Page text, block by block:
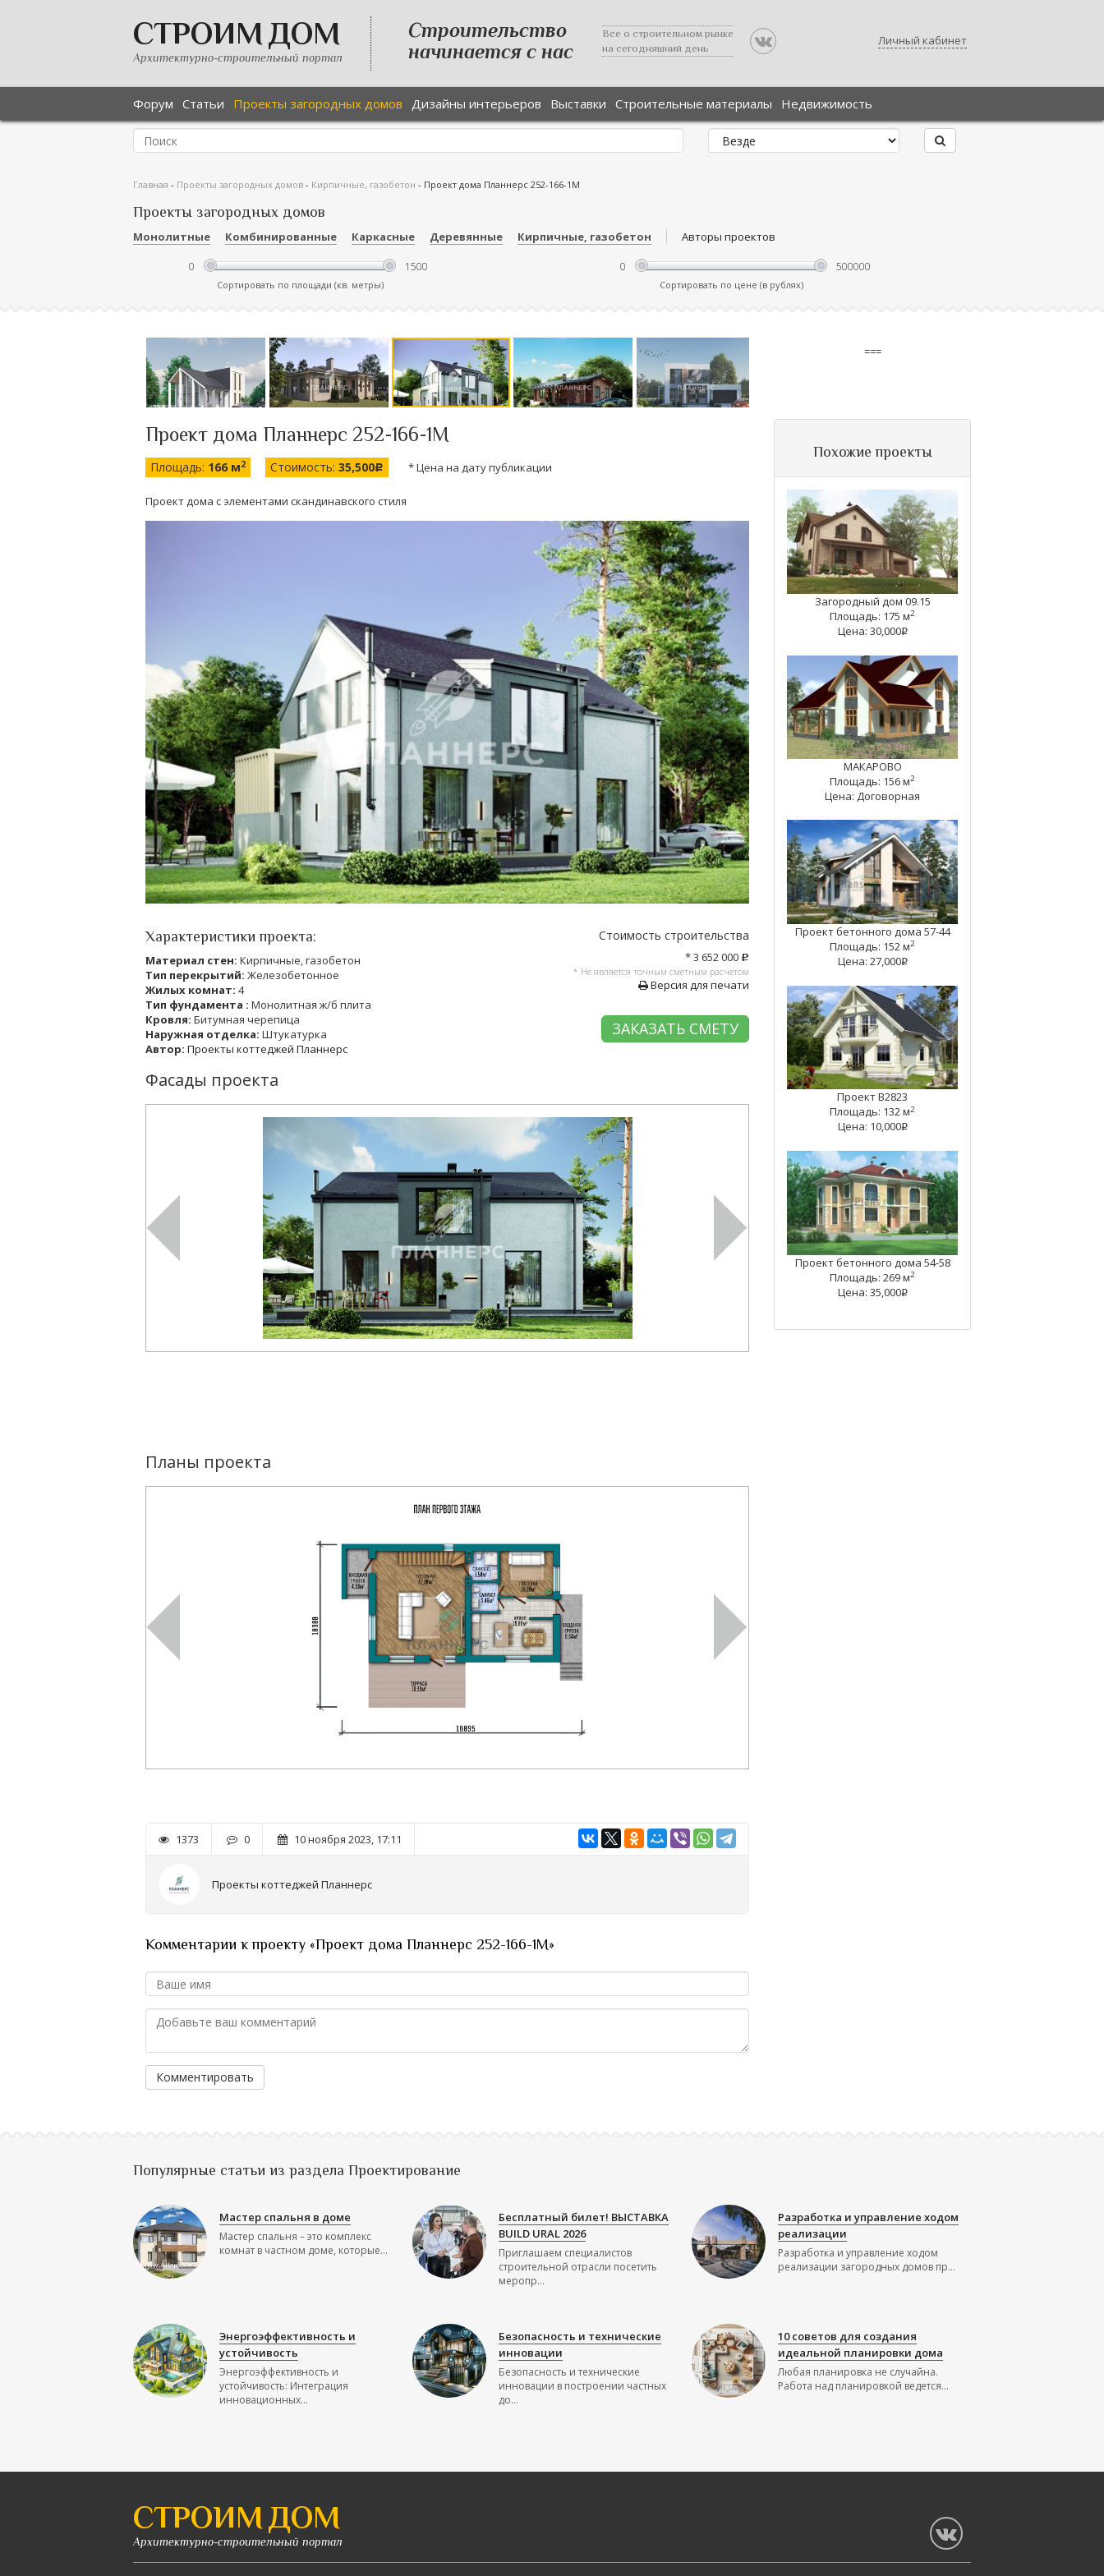
СТРОИМ ДОМ
Архитектурно-строительный портал
Строительство
начинается с нас
Все о строительном рынке
на сегодняшний день
Личный кабинет
Форум Статьи Проекты загородных домов Дизайны интерьеров Выставки Строительные материалы Недвижимость
Главная - Проекты загородных домов - Кирпичные, газобетон - Проект дома Планнерс 252-166-1М
Проекты загородных домов
Монолитные Комбинированные Каркасные Деревянные Кирпичные, газобетон Авторы проектов
Сортировать по площади (кв. метры) Сортировать по цене (в рублях)
Проект дома Планнерс 252-166-1М
Площадь: 166 м2 Стоимость: 35,500c * Цена на дату публикации
Проект дома с элементами скандинавского стиля
Характеристики проекта:
Материал стен: Кирпичные, газобетон
Тип перекрытий: Железобетонное
Жилых комнат: 4
Тип фундамента : Монолитная ж/б плита
Кровля: Битумная черепица
Наружная отделка: Штукатурка
Автор: Проекты коттеджей Планнерс
Стоимость строительства
* 3 652 000 c
* Не является точным сметным расчетом
Версия для печати
ЗАКАЗАТЬ СМЕТУ
Фасады проекта
Планы проекта
1373 0 10 ноября 2023, 17:11
Проекты коттеджей Планнерс
Комментарии к проекту «Проект дома Планнерс 252-166-1М»
Комментировать
===
Похожие проекты
Загородный дом 09.15
Площадь: 175 м2
Цена: 30,000q
МАКАРОВО
Площадь: 156 м2
Цена: Договорная
Проект бетонного дома 57-44
Площадь: 152 м2
Цена: 27,000q
Проект B2823
Площадь: 132 м2
Цена: 10,000q
Проект бетонного дома 54-58
Площадь: 269 м2
Цена: 35,000q
Популярные статьи из раздела Проектирование
Мастер спальня в доме
Мастер спальня – это комплекс
комнат в частном доме, которые...
Бесплатный билет! ВЫСТАВКА
BUILD URAL 2026
Приглашаем специалистов
строительной отрасли посетить
меропр...
Разработка и управление ходом
реализации
Разработка и управление ходом
реализации загородных домов пр...
Энергоэффективность и
устойчивость
Энергоэффективность и
устойчивость: Интеграция
инновационных...
Безопасность и технические
инновации
Безопасность и технические
инновации в построении частных
до...
10 советов для создания
идеальной планировки дома
Любая планировка не случайна.
Работа над планировкой ведется...
СТРОИМ ДОМ
Архитектурно-строительный портал